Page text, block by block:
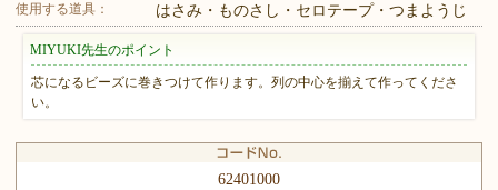
使用する道具： はさみ・ものさし・セロテープ・つまようじ
MIYUKI先生のポイント
芯になるビーズに巻きつけて作ります。列の中心を揃えて作ってくださ
い。
62401000